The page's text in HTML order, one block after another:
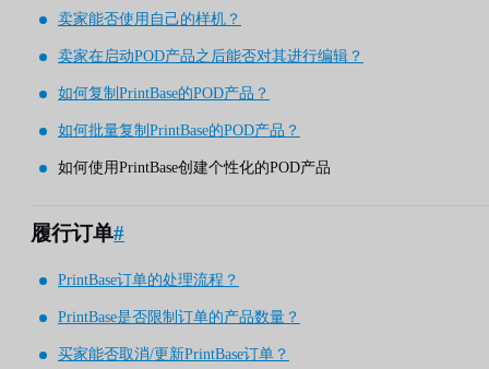
卖家能否使用自己的样机？
卖家在启动POD产品之后能否对其进行编辑？
如何复制PrintBase的POD产品？
如何批量复制PrintBase的POD产品？
如何使用PrintBase创建个性化的POD产品
履行订单#
PrintBase订单的处理流程？
PrintBase是否限制订单的产品数量？
买家能否取消/更新PrintBase订单？